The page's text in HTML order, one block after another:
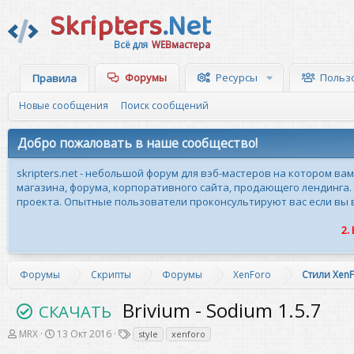
Skripters.Net
Всё для WEBмастера
Правила Форумы Ресурсы
Новые сообщения Поиск сообщений
Добро пожаловать в наше сообщество!
skripters.net - небольшой форум для вэб-мастеров на котором
магазина, форума, корпоративного сайта, продающего
проекта. Опытные пользователи проконсультируют вас если вы
2.
Форумы Скрипты Форумы XenForo Стили
СКАЧАТЬ Brivium - Sodium 1.5.7
А
MRX
Д13 Окт 2016
Т
е
style xenforo